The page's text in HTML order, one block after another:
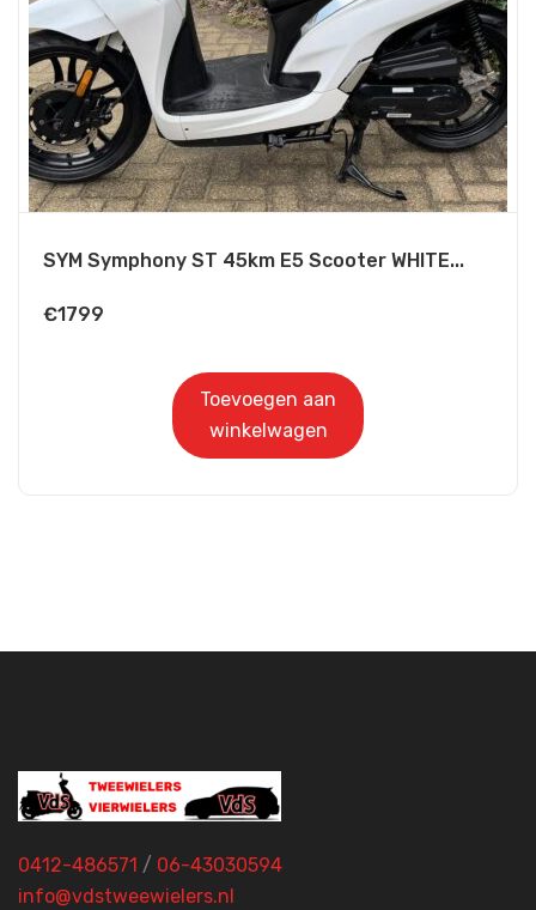
SYM Symphony ST 45km E5 Scooter WHITE...
€1799
Toevoegen aan
winkelwagen
0412-486571 / 06-43030594
info@vdstweewielers.nl